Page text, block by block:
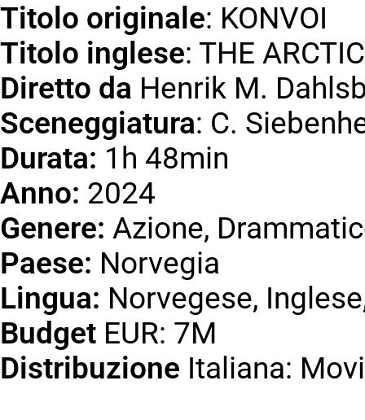
Titolo originale: KONVOI
Titolo inglese: THE
Diretto da Henrik M.
Sceneggiatura: C.
Durata: 1h 48min
Anno: 2024
Genere: Azione,
Paese: Norvegia
Lingua: Norvegese,
Budget EUR: 7M
Distribuzione Italiana: